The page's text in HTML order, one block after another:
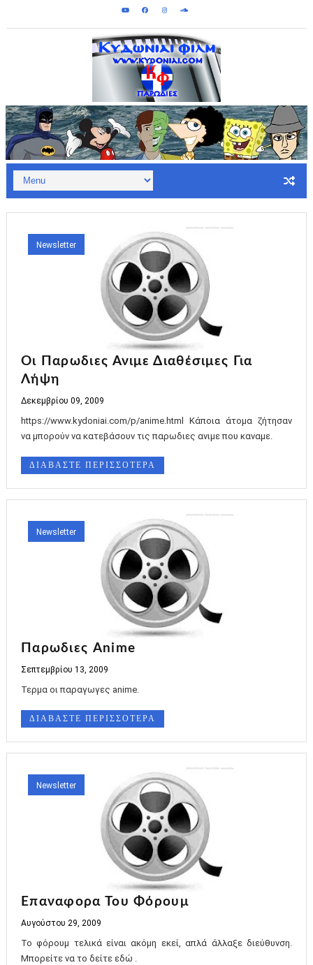
Κυδωνίαι Φιλμ - Παρωδίες: 2009
Newsletter
Οι Παρωδιες Ανιμε Διαθέσιμες Για
Λήψη
Δεκεμβρίου 09, 2009
https://www.kydoniai.com/p/anime.html Κάποια άτομα ζήτησαν
να μπορούν να κατεβάσουν τις παρωδιες ανιμε που καναμε.
ΔΙΑΒΑΣΤΕ ΠΕΡΙΣΣΟΤΕΡΑ
Newsletter
Παρωδιες Anime
Σεπτεμβρίου 13, 2009
Τερμα οι παραγωγες anime.
ΔΙΑΒΑΣΤΕ ΠΕΡΙΣΣΟΤΕΡΑ
Newsletter
Επαναφορα Του Φόρουμ
Αυγούστου 29, 2009
Το φόρουμ τελικά είναι ακόμη εκεί, απλά άλλαξε διεύθυνση.
Μπορείτε να το δείτε εδώ .